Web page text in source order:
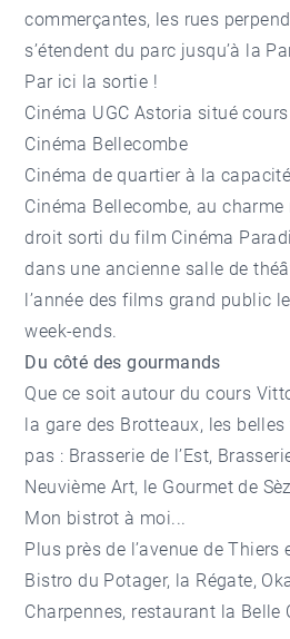
commerçantes, les rues
s’étendent du parc jusqu’à la
Par ici la sortie !
Cinéma UGC Astoria situé
Cinéma Bellecombe
Cinéma de quartier à la
Cinéma Bellecombe, au
droit sorti du film Cinéma
dans une ancienne salle de
l’année des films grand public
week-ends.
Du côté des gourmands
Que ce soit autour du cours
la gare des Brotteaux, les
pas : Brasserie de l’Est,
Neuvième Art, le Gourmet de
Mon bistrot à moi...
Plus près de l’avenue de Thiers
Bistro du Potager, la Régate,
Charpennes, restaurant la Belle